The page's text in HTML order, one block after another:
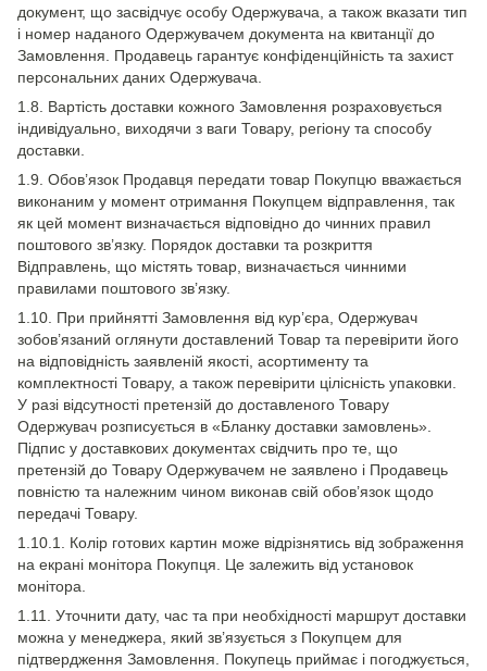
документ, що засвідчує особу Одержувача, а також вказати тип
і номер наданого Одержувачем документа на квитанції до
Замовлення. Продавець гарантує конфіденційність та захист
персональних даних Одержувача.
1.8. Вартість доставки кожного Замовлення розраховується
індивідуально, виходячи з ваги Товару, регіону та способу
доставки.
1.9. Обов’язок Продавця передати товар Покупцю вважається
виконаним у момент отримання Покупцем відправлення, так
як цей момент визначається відповідно до чинних правил
поштового зв’язку. Порядок доставки та розкриття
Відправлень, що містять товар, визначається чинними
правилами поштового зв’язку.
1.10. При прийнятті Замовлення від кур’єра, Одержувач
зобов’язаний оглянути доставлений Товар та перевірити його
на відповідність заявленій якості, асортименту та
комплектності Товару, а також перевірити цілісність упаковки.
У разі відсутності претензій до доставленого Товару
Одержувач розписується в «Бланку доставки замовлень».
Підпис у доставкових документах свідчить про те, що
претензій до Товару Одержувачем не заявлено і Продавець
повністю та належним чином виконав свій обов’язок щодо
передачі Товару.
1.10.1. Колір готових картин може відрізнятись від зображення
на екрані монітора Покупця. Це залежить від установок
монітора.
1.11. Уточнити дату, час та при необхідності маршрут доставки
можна у менеджера, який зв’язується з Покупцем для
підтвердження Замовлення. Покупець приймає і погоджується,